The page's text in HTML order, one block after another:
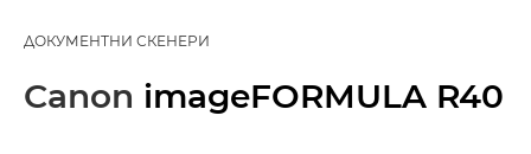
ДОКУМЕНТНИ СКЕНЕРИ
Canon imageFORMULA R40